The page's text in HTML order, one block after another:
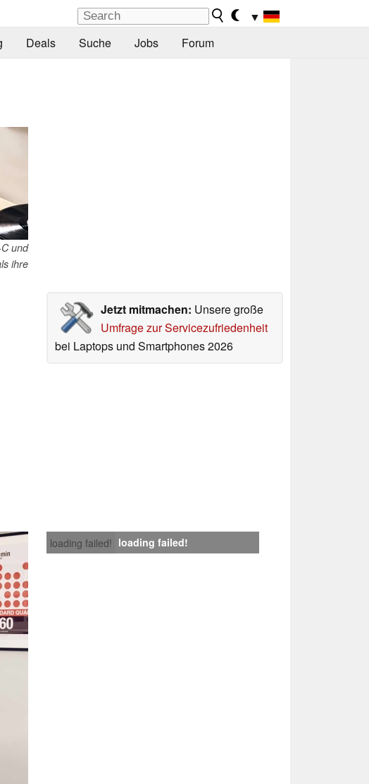
▼
Deals Suche Jobs Forum
und
ihre
Jetzt mitmachen: Unsere große
Umfrage zur Servicezufriedenheit
bei Laptops und Smartphones 2026
loading failed! loading failed!